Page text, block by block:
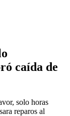
caída de
solo horas
reparos al